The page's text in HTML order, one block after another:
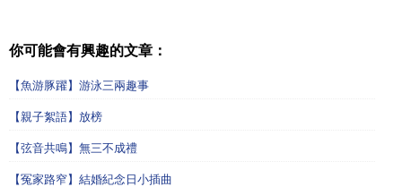
你可能會有興趣的文章：
【魚游豚躍】游泳三兩趣事
【親子絮語】放榜
【弦音共鳴】無三不成禮
【冤家路窄】結婚紀念日小插曲